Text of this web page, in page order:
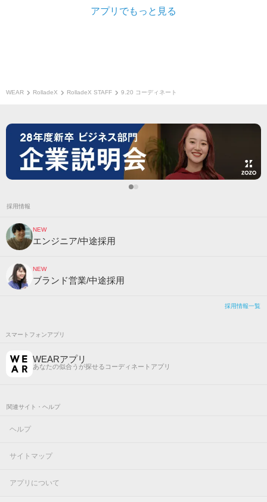
アプリでもっと見る
WEAR RolladeX RolladeX STAFF 9.20 コーディネート
採用情報
NEW
エンジニア/中途採用
NEW
ブランド営業/中途採用
採用情報一覧
スマートフォンアプリ
WEARアプリ
あなたの似合うが探せるコーディネートアプリ
関連サイト・ヘルプ
ヘルプ
サイトマップ
アプリについて